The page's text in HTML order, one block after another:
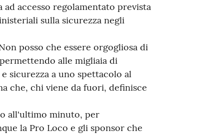
accesso regolamentato prevista
sulla sicurezza negli
posso che essere orgogliosa di
alle migliaia di
sicurezza a uno spettacolo al
che, chi viene da fuori, definisce
all'ultimo minuto, per
la Pro Loco e gli sponsor che